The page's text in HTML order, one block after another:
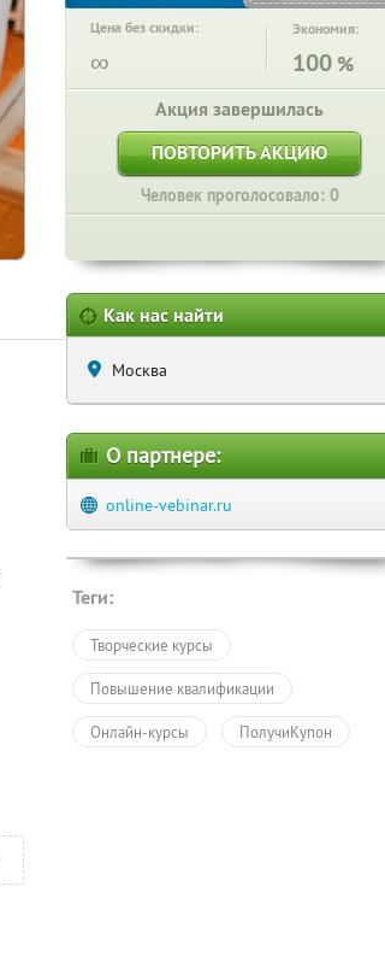
Цена без скидки:
∞
Экономия:
100 %
Акция завершилась
ПОВТОРИТЬ АКЦИЮ
Человек проголосовало: 0
Как нас найти
Москва
О партнере:
online-vebinar.ru
Теги:
Творческие курсы
Повышение квалификации
Онлайн-курсы ПолучиКупон